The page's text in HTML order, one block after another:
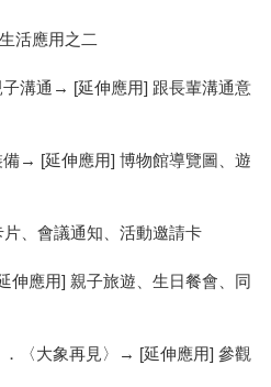
活應用之二
溝通→ [延伸應用] 跟長輩溝通意
→ [延伸應用] 博物館導覽圖、遊
、會議通知、活動邀請卡
伸應用] 親子旅遊、生日餐會、同
〈大象再見〉→ [延伸應用] 參觀